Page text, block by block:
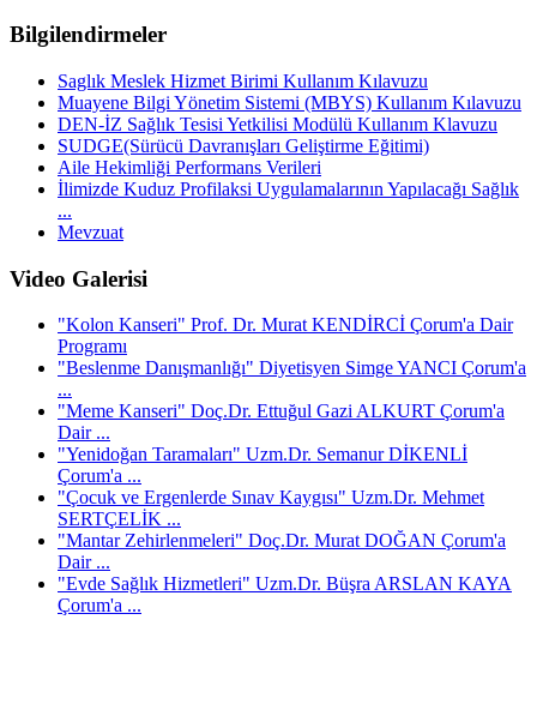
Bilgilendirmeler
Saglık Meslek Hizmet Birimi Kullanım Kılavuzu
Muayene Bilgi Yönetim Sistemi (MBYS) Kullanım Kılavuzu
DEN-İZ Sağlık Tesisi Yetkilisi Modülü Kullanım Klavuzu
SUDGE(Sürücü Davranışları Geliştirme Eğitimi)
Aile Hekimliği Performans Verileri
İlimizde Kuduz Profilaksi Uygulamalarının Yapılacağı Sağlık
...
Mevzuat
Video Galerisi
"Kolon Kanseri" Prof. Dr. Murat KENDİRCİ Çorum'a Dair
Programı
"Beslenme Danışmanlığı" Diyetisyen Simge YANCI Çorum'a
...
"Meme Kanseri" Doç.Dr. Ettuğul Gazi ALKURT Çorum'a
Dair ...
"Yenidoğan Taramaları" Uzm.Dr. Semanur DİKENLİ
Çorum'a ...
"Çocuk ve Ergenlerde Sınav Kaygısı" Uzm.Dr. Mehmet
SERTÇELİK ...
"Mantar Zehirlenmeleri" Doç.Dr. Murat DOĞAN Çorum'a
Dair ...
"Evde Sağlık Hizmetleri" Uzm.Dr. Büşra ARSLAN KAYA
Çorum'a ...